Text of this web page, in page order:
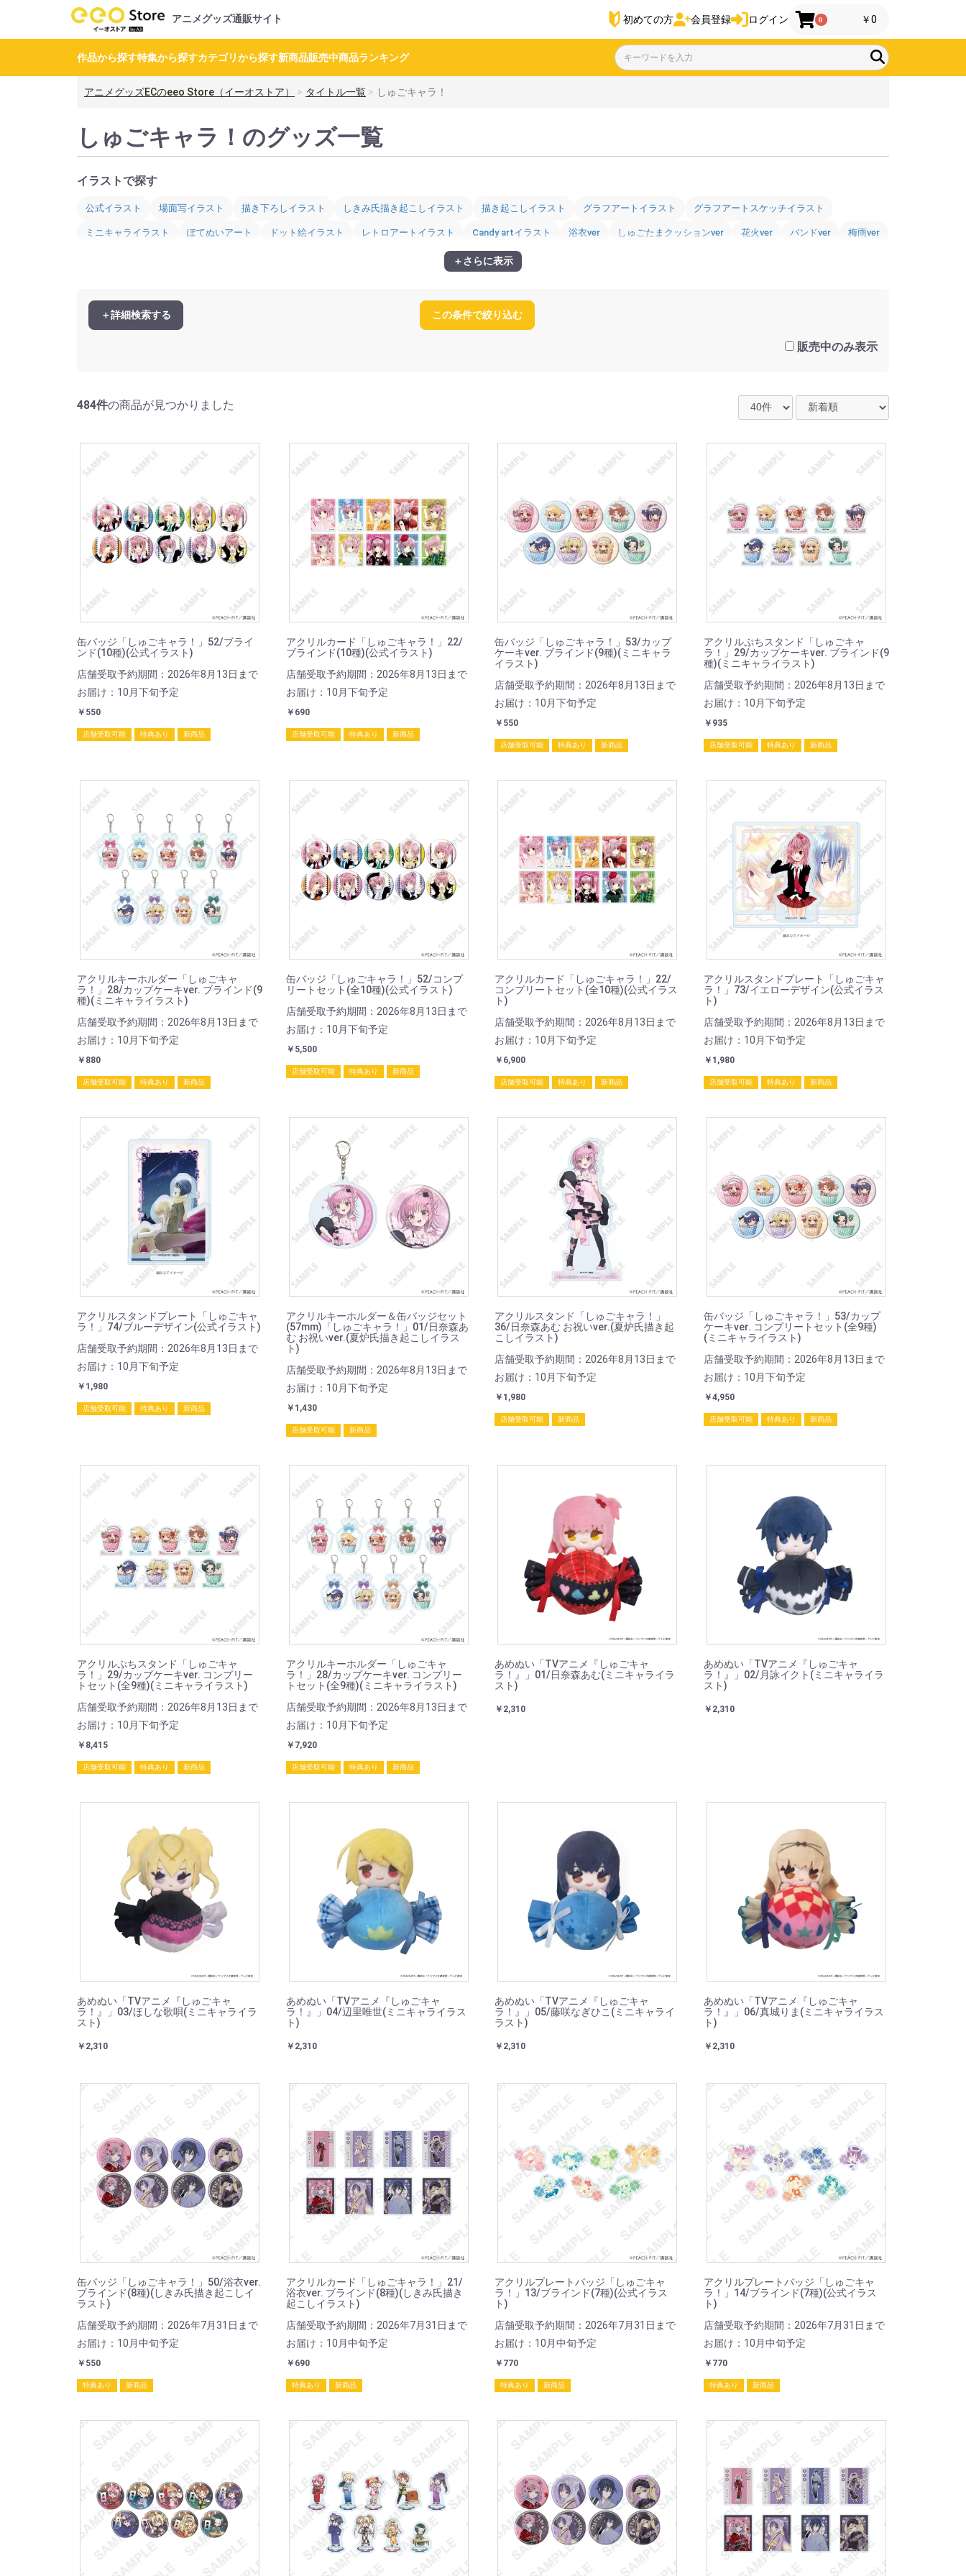
アニメグッズ通販サイト 初めての方 会員登録 ログイン 0 ￥0
作品から探す特集から探すカテゴリから探す新商品販売中商品ランキング
アニメグッズECのeeo Store（イーオストア） タイトル一覧 しゅごキャラ！
しゅごキャラ！のグッズ一覧
イラストで探す
公式イラスト 場面写イラスト 描き下ろしイラスト しきみ氏描き起こしイラスト 描き起こしイラスト グラフアートイラスト グラフアートスケッチイラスト
ミニキャライラスト ぽてぬいアート ドット絵イラスト レトロアートイラスト Candy artイラスト 浴衣ver しゅごたまクッションver 花火ver バンドver 梅雨ver
お泊り会ver ペイントver
＋さらに表示
＋詳細検索する この条件で絞り込む
販売中のみ表示
484件の商品が見つかりました
缶バッジ「しゅごキャラ！」52/ブライ
ンド(10種)(公式イラスト)
店舗受取予約期間：2026年8月13日まで
お届け：10月下旬予定
￥550
店舗受取可能 特典あり 新商品
アクリルカード「しゅごキャラ！」22/
ブラインド(10種)(公式イラスト)
店舗受取予約期間：2026年8月13日まで
お届け：10月下旬予定
￥690
店舗受取可能 特典あり 新商品
缶バッジ「しゅごキャラ！」53/カップ
ケーキver. ブラインド(9種)(ミニキャラ
イラスト)
店舗受取予約期間：2026年8月13日まで
お届け：10月下旬予定
￥550
店舗受取可能 特典あり 新商品
アクリルぷちスタンド「しゅごキャ
ラ！」29/カップケーキver. ブラインド(9
種)(ミニキャライラスト)
店舗受取予約期間：2026年8月13日まで
お届け：10月下旬予定
￥935
店舗受取可能 特典あり 新商品
アクリルキーホルダー「しゅごキャ
ラ！」28/カップケーキver. ブラインド(9
種)(ミニキャライラスト)
店舗受取予約期間：2026年8月13日まで
お届け：10月下旬予定
￥880
店舗受取可能 特典あり 新商品
缶バッジ「しゅごキャラ！」52/コンプ
リートセット(全10種)(公式イラスト)
店舗受取予約期間：2026年8月13日まで
お届け：10月下旬予定
￥5,500
店舗受取可能 特典あり 新商品
アクリルカード「しゅごキャラ！」22/
コンプリートセット(全10種)(公式イラス
ト)
店舗受取予約期間：2026年8月13日まで
お届け：10月下旬予定
￥6,900
店舗受取可能 特典あり 新商品
アクリルスタンドプレート「しゅごキャ
ラ！」73/イエローデザイン(公式イラス
ト)
店舗受取予約期間：2026年8月13日まで
お届け：10月下旬予定
￥1,980
店舗受取可能 特典あり 新商品
アクリルスタンドプレート「しゅごキャ
ラ！」74/ブルーデザイン(公式イラスト)
店舗受取予約期間：2026年8月13日まで
お届け：10月下旬予定
￥1,980
店舗受取可能 特典あり 新商品
アクリルキーホルダー＆缶バッジセット
(57mm)「しゅごキャラ！」01/日奈森あ
む お祝いver.(夏炉氏描き起こしイラス
ト)
店舗受取予約期間：2026年8月13日まで
お届け：10月下旬予定
￥1,430
店舗受取可能 新商品
アクリルスタンド「しゅごキャラ！」
36/日奈森あむ お祝いver.(夏炉氏描き起
こしイラスト)
店舗受取予約期間：2026年8月13日まで
お届け：10月下旬予定
￥1,980
店舗受取可能 新商品
缶バッジ「しゅごキャラ！」53/カップ
ケーキver. コンプリートセット(全9種)
(ミニキャライラスト)
店舗受取予約期間：2026年8月13日まで
お届け：10月下旬予定
￥4,950
店舗受取可能 特典あり 新商品
アクリルぷちスタンド「しゅごキャ
ラ！」29/カップケーキver. コンプリー
トセット(全9種)(ミニキャライラスト)
店舗受取予約期間：2026年8月13日まで
お届け：10月下旬予定
￥8,415
店舗受取可能 特典あり 新商品
アクリルキーホルダー「しゅごキャ
ラ！」28/カップケーキver. コンプリー
トセット(全9種)(ミニキャライラスト)
店舗受取予約期間：2026年8月13日まで
お届け：10月下旬予定
￥7,920
店舗受取可能 特典あり 新商品
あめぬい「TVアニメ『しゅごキャ
ラ！』」01/日奈森あむ(ミニキャライラ
スト)
￥2,310
あめぬい「TVアニメ『しゅごキャ
ラ！』」02/月詠イクト(ミニキャライラ
スト)
￥2,310
あめぬい「TVアニメ『しゅごキャ
ラ！』」03/ほしな歌唄(ミニキャライラ
スト)
￥2,310
あめぬい「TVアニメ『しゅごキャ
ラ！』」04/辺里唯世(ミニキャライラス
ト)
￥2,310
あめぬい「TVアニメ『しゅごキャ
ラ！』」05/藤咲なぎひこ(ミニキャライ
ラスト)
￥2,310
あめぬい「TVアニメ『しゅごキャ
ラ！』」06/真城りま(ミニキャライラス
ト)
￥2,310
缶バッジ「しゅごキャラ！」50/浴衣ver.
ブラインド(8種)(しきみ氏描き起こしイ
ラスト)
店舗受取予約期間：2026年7月31日まで
お届け：10月中旬予定
￥550
特典あり 新商品
アクリルカード「しゅごキャラ！」21/
浴衣ver. ブラインド(8種)(しきみ氏描き
起こしイラスト)
店舗受取予約期間：2026年7月31日まで
お届け：10月中旬予定
￥690
特典あり 新商品
アクリルプレートバッジ「しゅごキャ
ラ！」13/ブラインド(7種)(公式イラス
ト)
店舗受取予約期間：2026年7月31日まで
お届け：10月中旬予定
￥770
特典あり 新商品
アクリルプレートバッジ「しゅごキャ
ラ！」14/ブラインド(7種)(公式イラス
ト)
店舗受取予約期間：2026年7月31日まで
お届け：10月中旬予定
￥770
特典あり 新商品